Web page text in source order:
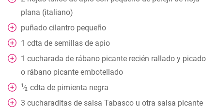
plana (italiano)
puñado cilantro pequeño
1 cdta de semillas de apio
1 cucharada de rábano picante recién rallado y picado
o rábano picante embotellado
1⁄2 cdta de pimienta negra
3 cucharaditas de salsa Tabasco u otra salsa picante